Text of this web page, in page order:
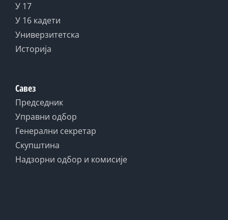
У 17
У 16 кадети
Универзитетска
Историја
Савез
Председник
Управни одбор
Генерални секретар
Скупштина
Надзорни одбор и комисије